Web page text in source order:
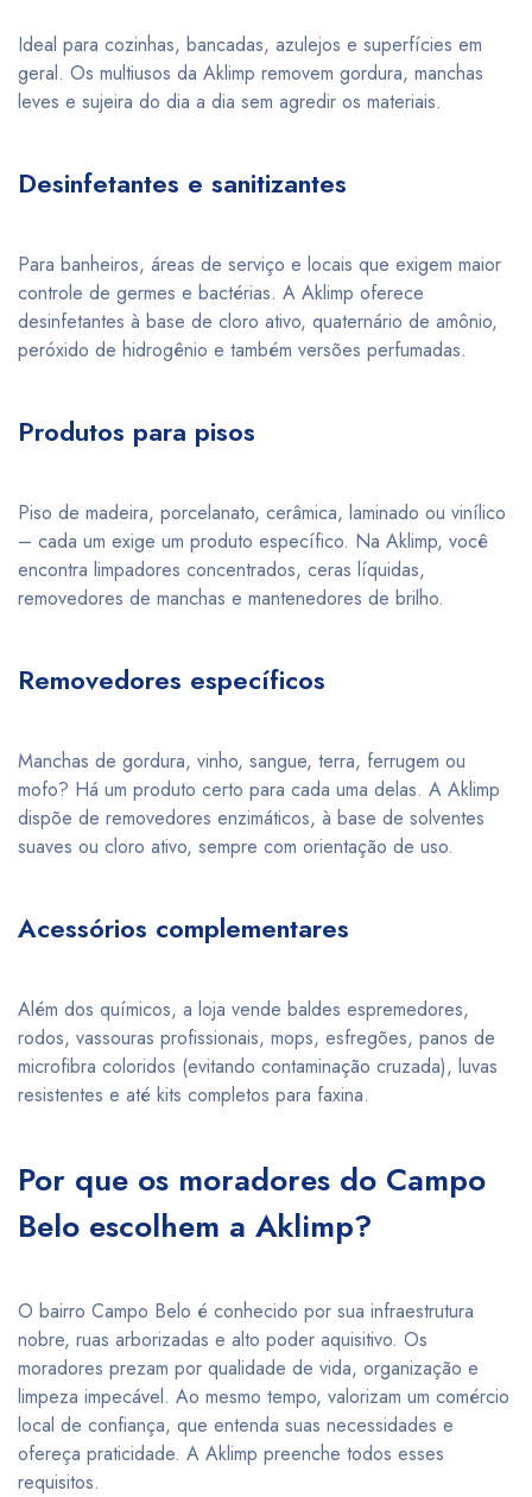
Ideal para cozinhas, bancadas, azulejos e superfícies em
geral. Os multiusos da Aklimp removem gordura, manchas
leves e sujeira do dia a dia sem agredir os materiais.
Desinfetantes e sanitizantes
Para banheiros, áreas de serviço e locais que exigem maior
controle de germes e bactérias. A Aklimp oferece
desinfetantes à base de cloro ativo, quaternário de amônio,
peróxido de hidrogênio e também versões perfumadas.
Produtos para pisos
Piso de madeira, porcelanato, cerâmica, laminado ou vinílico
– cada um exige um produto específico. Na Aklimp, você
encontra limpadores concentrados, ceras líquidas,
removedores de manchas e mantenedores de brilho.
Removedores específicos
Manchas de gordura, vinho, sangue, terra, ferrugem ou
mofo? Há um produto certo para cada uma delas. A Aklimp
dispõe de removedores enzimáticos, à base de solventes
suaves ou cloro ativo, sempre com orientação de uso.
Acessórios complementares
Além dos químicos, a loja vende baldes espremedores,
rodos, vassouras profissionais, mops, esfregões, panos de
microfibra coloridos (evitando contaminação cruzada), luvas
resistentes e até kits completos para faxina.
Por que os moradores do Campo
Belo escolhem a Aklimp?
O bairro Campo Belo é conhecido por sua infraestrutura
nobre, ruas arborizadas e alto poder aquisitivo. Os
moradores prezam por qualidade de vida, organização e
limpeza impecável. Ao mesmo tempo, valorizam um comércio
local de confiança, que entenda suas necessidades e
ofereça praticidade. A Aklimp preenche todos esses
requisitos.